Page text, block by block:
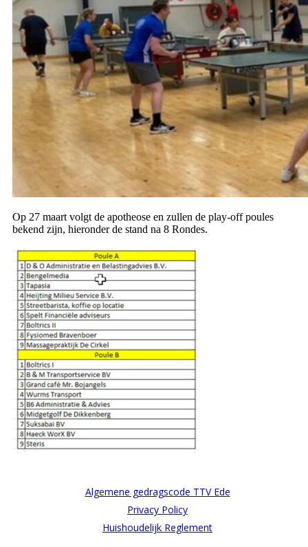
Op 27 maart volgt de apotheose en zullen de play-off poules
bekend zijn, hieronder de stand na 8 Rondes.
Algemene gedragscode TTV Ede
Privacy Policy
Huishoudelijk Reglement